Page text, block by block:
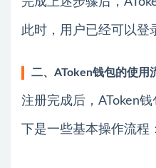
此时，用户已经可以登
二、AToken钱包的使用
注册完成后，AToken
下是一些基本操作流程：